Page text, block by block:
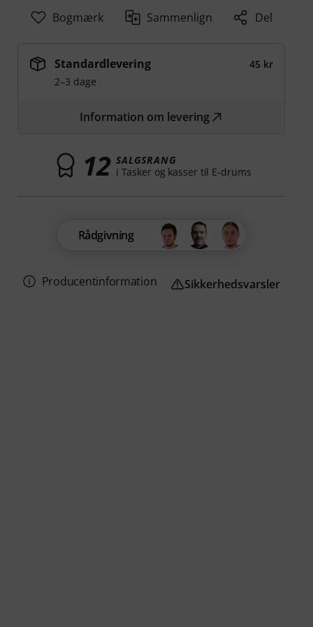
Bogmærk Sammenlign Del
Standardlevering
45 kr
2–3 dage
Information om levering
12 SALGSRANG
i Tasker og kasser til E-drums
Rådgivning
Producentinformation Sikkerhedsvarsler